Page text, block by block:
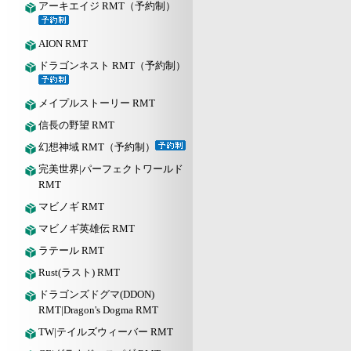
アーキエイジ RMT（予約制）
AION RMT
ドラゴンネスト RMT（予約制）
メイプルストーリー RMT
信長の野望 RMT
幻想神域 RMT（予約制）
完美世界|パーフェクトワールド
RMT
マビノギ RMT
マビノギ英雄伝 RMT
ラテール RMT
Rust(ラスト) RMT
ドラゴンズドグマ(DDON)
RMT|Dragon's Dogma RMT
TW|テイルズウィーバー RMT